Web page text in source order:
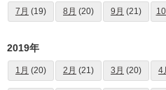
7月 (19) 8月 (20) 9月 (21)
2019年
1月 (20) 2月 (21) 3月 (20) 4